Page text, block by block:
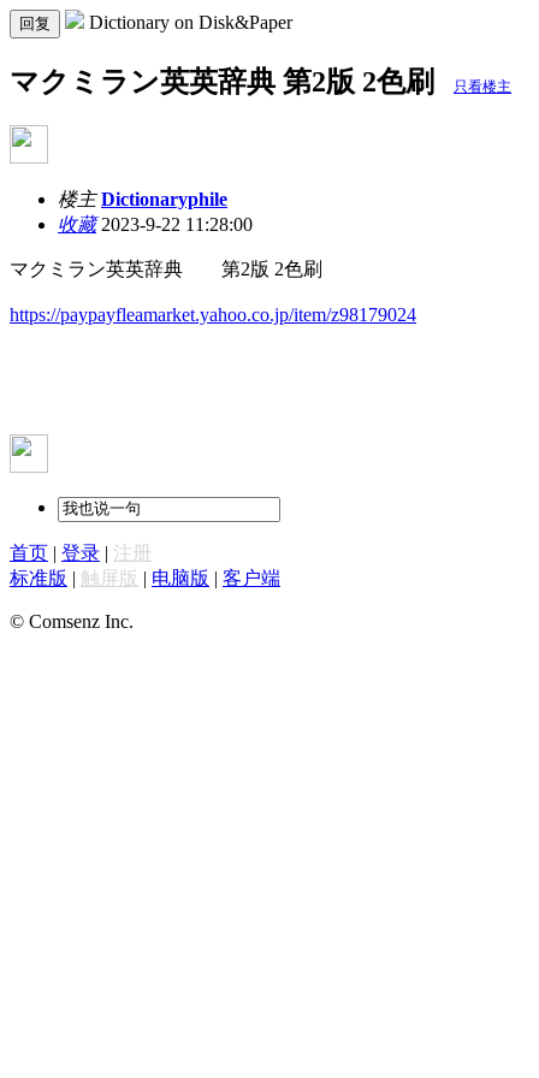
回复 Dictionary on Disk&Paper
マクミラン英英辞典 第2版 2色刷 只看楼主
楼主 Dictionaryphile
收藏2023-9-22 11:28:00
マクミラン英英辞典 第2版 2色刷
https://paypayfleamarket.yahoo.co.jp/item/z98179024
首页 | 登录 | 注册
标准版 | 触屏版 | 电脑版 | 客户端
© Comsenz Inc.